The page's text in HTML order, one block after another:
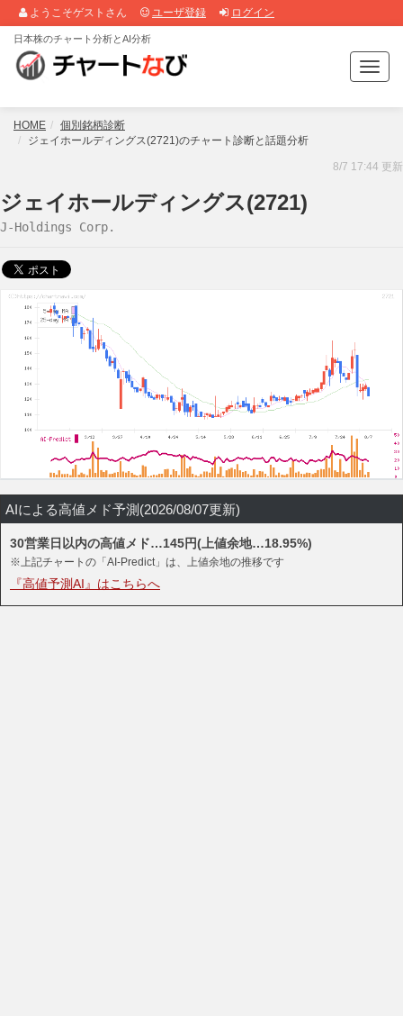
ようこそゲストさん ユーザ登録 ログイン
T
o
g
日本株のチャート分析とAI分析
HOME
個別銘柄診断
ジェイホールディングス(2721)のチャート診断と話題分析
8/7 17:44 更新
ジェイホールディングス(2721)
J-Holdings Corp.
AIによる高値メド予測(2026/08/07更新)
30営業日以内の高値メド…145円(上値余地…18.95%)
※上記チャートの「AI-Predict」は、上値余地の推移です
『高値予測AI』はこちらへ